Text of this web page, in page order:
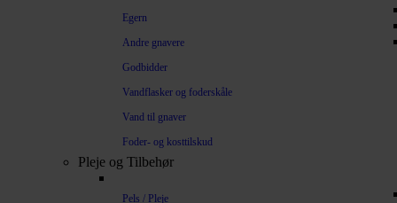
Egern
Andre gnavere
Godbidder
Vandflasker og foderskåle
Vand til gnaver
Foder- og kosttilskud
Pleje og Tilbehør
Pels / Pleje